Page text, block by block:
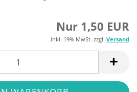
Nur 1,50 EUR
inkl. 19% MwSt. zzgl. Versand